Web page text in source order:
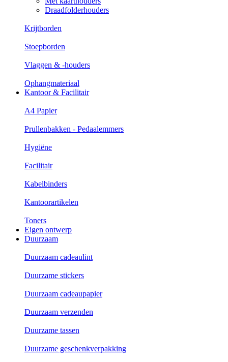
Draadfolderhouders
Krijtborden
Stoepborden
Vlaggen & -houders
Ophangmateriaal
Kantoor & Facilitair
A4 Papier
Prullenbakken - Pedaalemmers
Hygiëne
Facilitair
Kabelbinders
Kantoorartikelen
Toners
Eigen ontwerp
Duurzaam
Duurzaam cadeaulint
Duurzame stickers
Duurzaam cadeaupapier
Duurzaam verzenden
Duurzame tassen
Duurzame geschenkverpakking